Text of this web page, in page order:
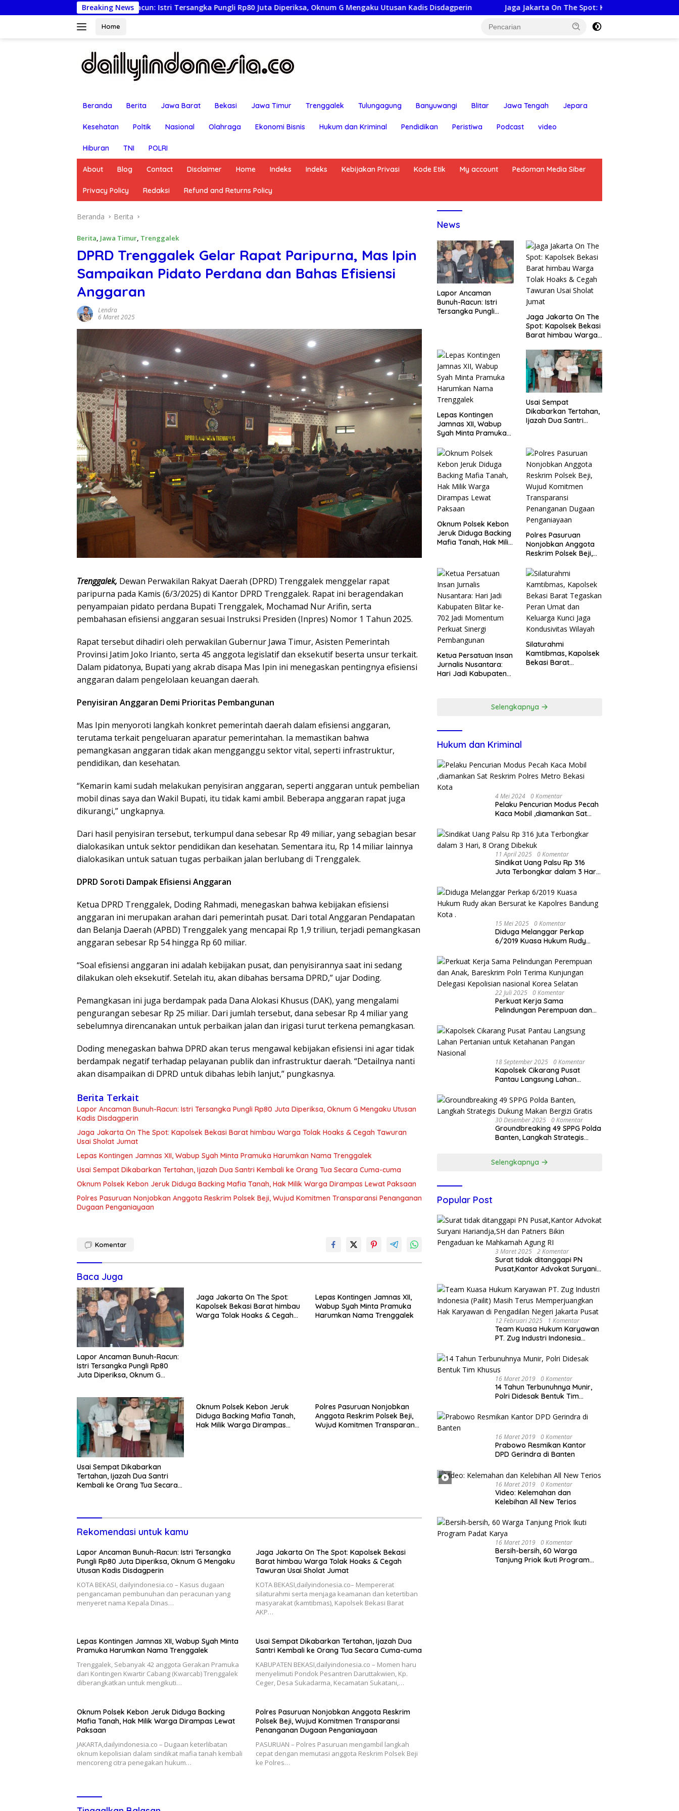
ke
Breaking News
Ancaman Bunuh-Racun: Istri Tersangka Pungli Rp80 Juta Diperiksa, Oknum G Mengaku Utusan Kadis Disdagperin Jaga Jakarta On The Spot: Kapolsek Bekasi Barat himbau
Home
Beranda Berita Jawa Barat Bekasi Jawa Timur Trenggalek Tulungagung Banyuwangi Blitar Jawa Tengah Jepara
Kesehatan Poltik Nasional Olahraga Ekonomi Bisnis Hukum dan Kriminal Pendidikan Peristiwa Podcast video
Hiburan TNI POLRI
About Blog Contact Disclaimer Home Indeks Indeks Kebijakan Privasi Kode Etik My account Pedoman Media Siber
Privacy Policy Redaksi Refund and Returns Policy
Beranda Berita
Berita, Jawa Timur, Trenggalek
DPRD Trenggalek Gelar Rapat Paripurna, Mas Ipin
Sampaikan Pidato Perdana dan Bahas Efisiensi
Anggaran
Lendra
6 Maret 2025
Trenggalek, Dewan Perwakilan Rakyat Daerah (DPRD) Trenggalek menggelar rapat
paripurna pada Kamis (6/3/2025) di Kantor DPRD Trenggalek. Rapat ini beragendakan
penyampaian pidato perdana Bupati Trenggalek, Mochamad Nur Arifin, serta
pembahasan efisiensi anggaran sesuai Instruksi Presiden (Inpres) Nomor 1 Tahun 2025.
Rapat tersebut dihadiri oleh perwakilan Gubernur Jawa Timur, Asisten Pemerintah
Provinsi Jatim Joko Irianto, serta 45 anggota legislatif dan eksekutif beserta unsur terkait.
Dalam pidatonya, Bupati yang akrab disapa Mas Ipin ini menegaskan pentingnya efisiensi
anggaran dalam pengelolaan keuangan daerah.
Penyisiran Anggaran Demi Prioritas Pembangunan
Mas Ipin menyoroti langkah konkret pemerintah daerah dalam efisiensi anggaran,
terutama terkait pengeluaran aparatur pemerintahan. Ia memastikan bahwa
pemangkasan anggaran tidak akan mengganggu sektor vital, seperti infrastruktur,
pendidikan, dan kesehatan.
“Kemarin kami sudah melakukan penyisiran anggaran, seperti anggaran untuk pembelian
mobil dinas saya dan Wakil Bupati, itu tidak kami ambil. Beberapa anggaran rapat juga
dikurangi,” ungkapnya.
Dari hasil penyisiran tersebut, terkumpul dana sebesar Rp 49 miliar, yang sebagian besar
dialokasikan untuk sektor pendidikan dan kesehatan. Sementara itu, Rp 14 miliar lainnya
dialokasikan untuk satuan tugas perbaikan jalan berlubang di Trenggalek.
DPRD Soroti Dampak Efisiensi Anggaran
Ketua DPRD Trenggalek, Doding Rahmadi, menegaskan bahwa kebijakan efisiensi
anggaran ini merupakan arahan dari pemerintah pusat. Dari total Anggaran Pendapatan
dan Belanja Daerah (APBD) Trenggalek yang mencapai Rp 1,9 triliun, terjadi pemangkasan
anggaran sebesar Rp 54 hingga Rp 60 miliar.
“Soal efisiensi anggaran ini adalah kebijakan pusat, dan penyisirannya saat ini sedang
dilakukan oleh eksekutif. Setelah itu, akan dibahas bersama DPRD,” ujar Doding.
Pemangkasan ini juga berdampak pada Dana Alokasi Khusus (DAK), yang mengalami
pengurangan sebesar Rp 25 miliar. Dari jumlah tersebut, dana sebesar Rp 4 miliar yang
sebelumnya direncanakan untuk perbaikan jalan dan irigasi turut terkena pemangkasan.
Doding menegaskan bahwa DPRD akan terus mengawal kebijakan efisiensi ini agar tidak
berdampak negatif terhadap pelayanan publik dan infrastruktur daerah. “Detailnya nanti
akan disampaikan di DPRD untuk dibahas lebih lanjut,” pungkasnya.
Berita Terkait
Lapor Ancaman Bunuh-Racun: Istri Tersangka Pungli Rp80 Juta Diperiksa, Oknum G Mengaku Utusan
Kadis Disdagperin
Jaga Jakarta On The Spot: Kapolsek Bekasi Barat himbau Warga Tolak Hoaks & Cegah Tawuran
Usai Sholat Jumat
Lepas Kontingen Jamnas XII, Wabup Syah Minta Pramuka Harumkan Nama Trenggalek
Usai Sempat Dikabarkan Tertahan, Ijazah Dua Santri Kembali ke Orang Tua Secara Cuma-cuma
Oknum Polsek Kebon Jeruk Diduga Backing Mafia Tanah, Hak Milik Warga Dirampas Lewat Paksaan
Polres Pasuruan Nonjobkan Anggota Reskrim Polsek Beji, Wujud Komitmen Transparansi Penanganan
Dugaan Penganiayaan
Komentar
Baca Juga
Lapor Ancaman Bunuh-Racun:
Istri Tersangka Pungli Rp80
Juta Diperiksa, Oknum G
Jaga Jakarta On The Spot:
Kapolsek Bekasi Barat himbau
Warga Tolak Hoaks & Cegah
Lepas Kontingen Jamnas XII,
Wabup Syah Minta Pramuka
Harumkan Nama Trenggalek
Usai Sempat Dikabarkan
Tertahan, Ijazah Dua Santri
Kembali ke Orang Tua Secara
Oknum Polsek Kebon Jeruk
Diduga Backing Mafia Tanah,
Hak Milik Warga Dirampas
Polres Pasuruan Nonjobkan
Anggota Reskrim Polsek Beji,
Wujud Komitmen Transparansi
Rekomendasi untuk kamu
Lapor Ancaman Bunuh-Racun: Istri Tersangka
Pungli Rp80 Juta Diperiksa, Oknum G Mengaku
Utusan Kadis Disdagperin
KOTA BEKASI, dailyindonesia.co – Kasus dugaan
pengancaman pembunuhan dan peracunan yang
menyeret nama Kepala Dinas…
Jaga Jakarta On The Spot: Kapolsek Bekasi
Barat himbau Warga Tolak Hoaks & Cegah
Tawuran Usai Sholat Jumat
KOTA BEKASI,dailyindonesia.co– Mempererat
silaturahmi serta menjaga keamanan dan ketertiban
masyarakat (kamtibmas), Kapolsek Bekasi Barat
AKP…
Lepas Kontingen Jamnas XII, Wabup Syah Minta
Pramuka Harumkan Nama Trenggalek
Trenggalek, Sebanyak 42 anggota Gerakan Pramuka
dari Kontingen Kwartir Cabang (Kwarcab) Trenggalek
diberangkatkan untuk mengikuti…
Usai Sempat Dikabarkan Tertahan, Ijazah Dua
Santri Kembali ke Orang Tua Secara Cuma-cuma
KABUPATEN BEKASI,dailyindonesia.co – Momen haru
menyelimuti Pondok Pesantren Daruttakwien, Kp.
Ceger, Desa Sukadarma, Kecamatan Sukatani,…
Oknum Polsek Kebon Jeruk Diduga Backing
Mafia Tanah, Hak Milik Warga Dirampas Lewat
Paksaan
JAKARTA,dailyindonesia.co – Dugaan keterlibatan
oknum kepolisian dalam sindikat mafia tanah kembali
mencoreng citra penegakan hukum…
Polres Pasuruan Nonjobkan Anggota Reskrim
Polsek Beji, Wujud Komitmen Transparansi
Penanganan Dugaan Penganiayaan
PASURUAN – Polres Pasuruan mengambil langkah
cepat dengan memutasi anggota Reskrim Polsek Beji
ke Polres…
News
Lapor Ancaman
Bunuh-Racun: Istri
Tersangka Pungli
Disdagperin
Jaga Jakarta On The
Spot: Kapolsek Bekasi
Barat himbau Warga
Tawuran Usai Sholat
Jumat
Lepas Kontingen
Jamnas XII, Wabup
Syah Minta Pramuka
Trenggalek
Usai Sempat
Dikabarkan Tertahan,
Ijazah Dua Santri
Oknum Polsek Kebon
Jeruk Diduga Backing
Mafia Tanah, Hak Milik
Polres Pasuruan
Nonjobkan Anggota
Reskrim Polsek Beji,
Transparansi
Penanganan Dugaan
Penganiayaan
Ketua Persatuan Insan
Jurnalis Nusantara:
Hari Jadi Kabupaten
Silaturahmi
Kamtibmas, Kapolsek
Bekasi Barat
Selengkapnya
Hukum dan Kriminal
4 Mei 2024 0 Komentar
Pelaku Pencurian Modus Pecah
Kaca Mobil ,diamankan Sat
Kota
11 April 2025 0 Komentar
Sindikat Uang Palsu Rp 316
Juta Terbongkar dalam 3 Hari,
15 Mei 2025 0 Komentar
Diduga Melanggar Perkap
6/2019 Kuasa Hukum Rudy
Bandung Kota .
22 Juli 2025 0 Komentar
Perkuat Kerja Sama
Pelindungan Perempuan dan
Kunjungan Delegasi Kepolisian
nasional Korea Selatan
18 September 2025 0 Komentar
Kapolsek Cikarang Pusat
Pantau Langsung Lahan
Pangan Nasional
30 Desember 2025 0 Komentar
Groundbreaking 49 SPPG Polda
Banten, Langkah Strategis
Selengkapnya
Popular Post
3 Maret 2025 2 Komentar
Surat tidak ditanggapi PN
Pusat,Kantor Advokat Suryani
Pengaduan ke Mahkamah
Agung RI
12 Februari 2025 1 Komentar
Team Kuasa Hukum Karyawan
PT. Zug Industri Indonesia
Memperjuangkan Hak
Karyawan di Pengadilan Negeri
Jakarta Pusat
16 Maret 2019 0 Komentar
14 Tahun Terbunuhnya Munir,
Polri Didesak Bentuk Tim
16 Maret 2019 0 Komentar
Prabowo Resmikan Kantor
DPD Gerindra di Banten
16 Maret 2019 0 Komentar
Video: Kelemahan dan
Kelebihan All New Terios
16 Maret 2019 0 Komentar
Bersih-bersih, 60 Warga
Tanjung Priok Ikuti Program